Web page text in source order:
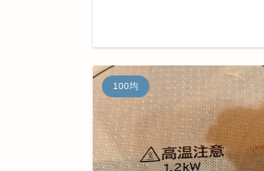
100均